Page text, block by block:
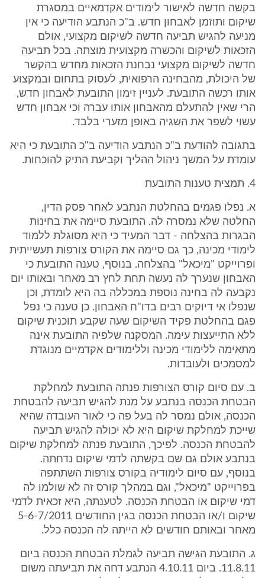
בקשה חדשה לאישור לימודים אקדמאיים במסגרת
שיקום ותוזמן לאבחון חדש. ב"כ הנתבע הודיעה כי אין
מניעה להגיש תביעה חדשה לשיקום מקצועי, אולם
הזכאות לשיקום והכשרה מקצועית מוצתה. בכל תביעה
חדשה לשיקום מקצועי נבחנת הזכאות מחדש בהקשר
של היכולת, מהבחינה הרפואית, לעסוק בתחום ובמקצוע
אותו רכשה התובעת. לעניין זימון התובעת לאבחון חדש,
הרי שאין להתעלם מהאבחון אותו עברה וכי אבחון חדש
עשוי לשפר את השגיה באופן מזערי בלבד.
בתגובה להודעת ב"כ הנתבע הודיעה ב"כ התובעת כי היא
עומדת על המשך ניהול ההליך וקביעת התיק להוכחות.
4. תמצית טענות התובעת
א. נפלו פגמים בהחלטת הנתבע לאחר פסק הדין,
החלטה שלא נמסרה לה. התובעת סיימה את בחינות
הבגרות בהצלחה - דבר המעיד כי היא מסוגלת ללמוד
לימודי מכינה, כך גם סיימה את הקורס צורפות תעשייתית
ופרוייקט "מיכאל" בהצלחה. בנוסף, טענה התובעת כי
האבחון שנערך לה נעשה תחת לחץ רב מאחר ובאותו יום
נקבעה לה בחינה נוספת במכללה בה היא לומדת, וכן
שנפלו אי דיוקים רבים בדו"ח האבחון. כן טענה כי נפל
פגם בהחלטת פקיד השיקום שעה שקבע תוכנית שיקום
ללא התייעצות עימה. המסקנה שלפיה התובעת אינה
מתאימה ללימודי מכינה וללימודים אקדמיים מנוגדת
למסמכים ולעובדות.
ב. עם סיום קורס הצורפות פנתה התובעת למחלקת
הבטחת הכנסה בנתבע על מנת להגיש תביעה להבטחת
הכנסה, אולם נמסר לה בעל פה כי לאור העובדה שהיא
שייכת למחלקת שיקום היא לא יכולה להגיש תביעה
להבטחת הכנסה. לפיכך, התובעת פנתה למחלקת שיקום
בנתבע אולם גם שם בקשתה לדמי שיקום נדחתה.
בנוסף, עם סיום לימודיה בקורס צורפות השתתפה
בפרוייקט "מיכאל", וגם במהלך קורס זה לא שולמו לה
דמי שיקום או הבטחת הכנסה. לטענתה, היא זכאית לדמי
שיקום ו/או הבטחת הכנסה בגין החודשים 5-6-7/2011
מאחר ובאותם חודשים לא הייתה לה הכנסה כלל.
ג. התובעת הגישה תביעה לגמלת הבטחת הכנסה ביום
11.8.11. ביום 4.10.11 הנתבע דחה את תביעתה משום